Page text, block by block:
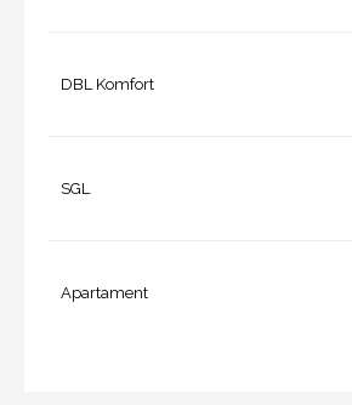
DBL Komfort
SGL
Apartament